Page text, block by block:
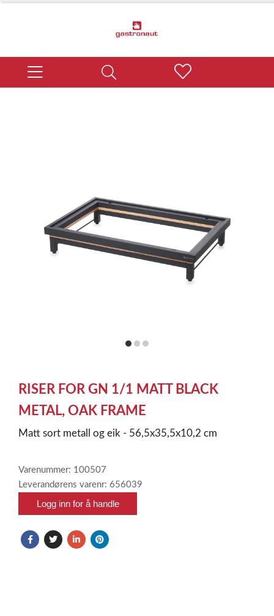
itemitemitem
of
3
RISER FOR GN 1/1 MATT BLACK
METAL, OAK FRAME
Matt sort metall og eik - 56,5x35,5x10,2 cm
Varenummer: 100507
Leverandørens varenr: 656039
Logg inn for å handle